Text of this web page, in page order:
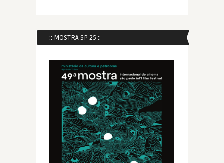
:: MOSTRA SP 25 ::